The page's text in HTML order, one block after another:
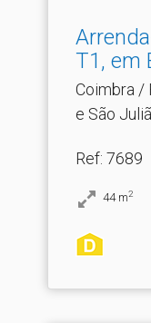
T1, em
Coimbra /
e São
Ref: 7689
44 m2